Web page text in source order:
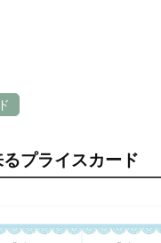
プライスカード